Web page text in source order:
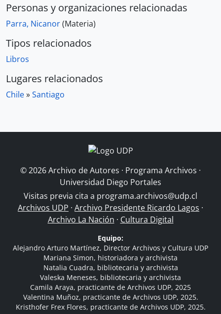
Personas y organizaciones relacionadas
Parra, Nicanor(Materia)
Tipos relacionados
Libros
Lugares relacionados
Chile»Santiago
© 2026 Archivo de Autores · Programa Archivos ·
Universidad Diego Portales
Visitas previa cita a programa.archivos@udp.cl
Archivos UDP · Archivo Presidente Ricardo Lagos ·
Archivo La Nación · Cultura Digital
Equipo:
Alejandro Arturo Martínez, Director Archivos y Cultura UDP
Mariana Simon, historiadora y archivista
Natalia Cuadra, bibliotecaria y archivista
Valeska Meneses, bibliotecaria y archivista
Camila Araya, practicante de Archivos UDP, 2025
Valentina Muñoz, practicante de Archivos UDP, 2025.
Kristhofer Frex Flores, practicante de Archivos UDP, 2025.